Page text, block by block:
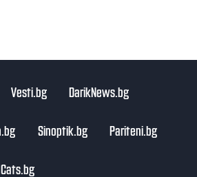
Vesti.bg DarikNews.bg
Sinoptik.bg Pariteni.bg